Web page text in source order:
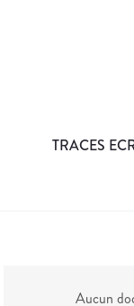
TRACES
Aucun